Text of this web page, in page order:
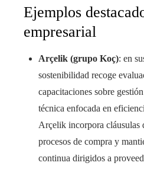
Ejemplos
empresarial
Arçelik (grupo Koç): en
sostenibilidad recoge
capacitaciones sobre
técnica enfocada en
Arçelik incorpora cláusulas
procesos de compra y
continua dirigidos a